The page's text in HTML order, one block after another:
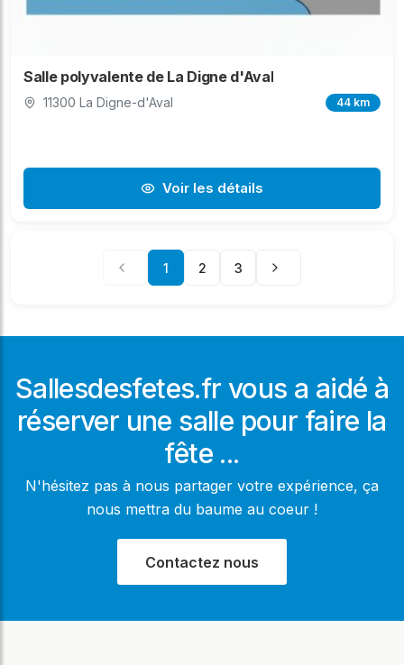
Salle polyvalente de La Digne d'Aval
11300 La Digne-d'Aval 44 km
Voir les détails
1 2 3
Sallesdesfetes.fr vous a aidé à
réserver une salle pour faire la
fête ...
N'hésitez pas à nous partager votre expérience, ça
nous mettra du baume au coeur !
Contactez nous